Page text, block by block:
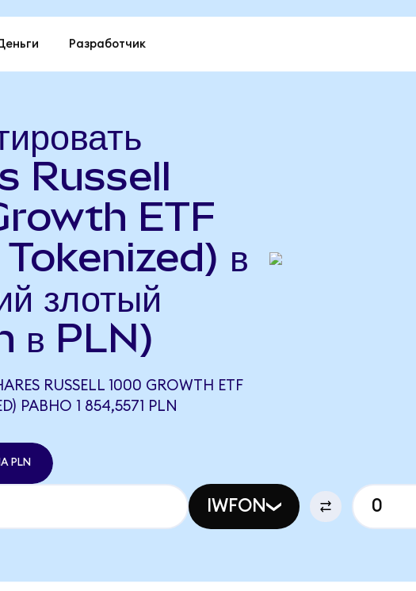
Разработчик
Russell
ETF
в
злотый
в PLN)
RUSSELL 1000 GROWTH ETF
РАВНО 1 854,5571 PLN
PLN
IWFON